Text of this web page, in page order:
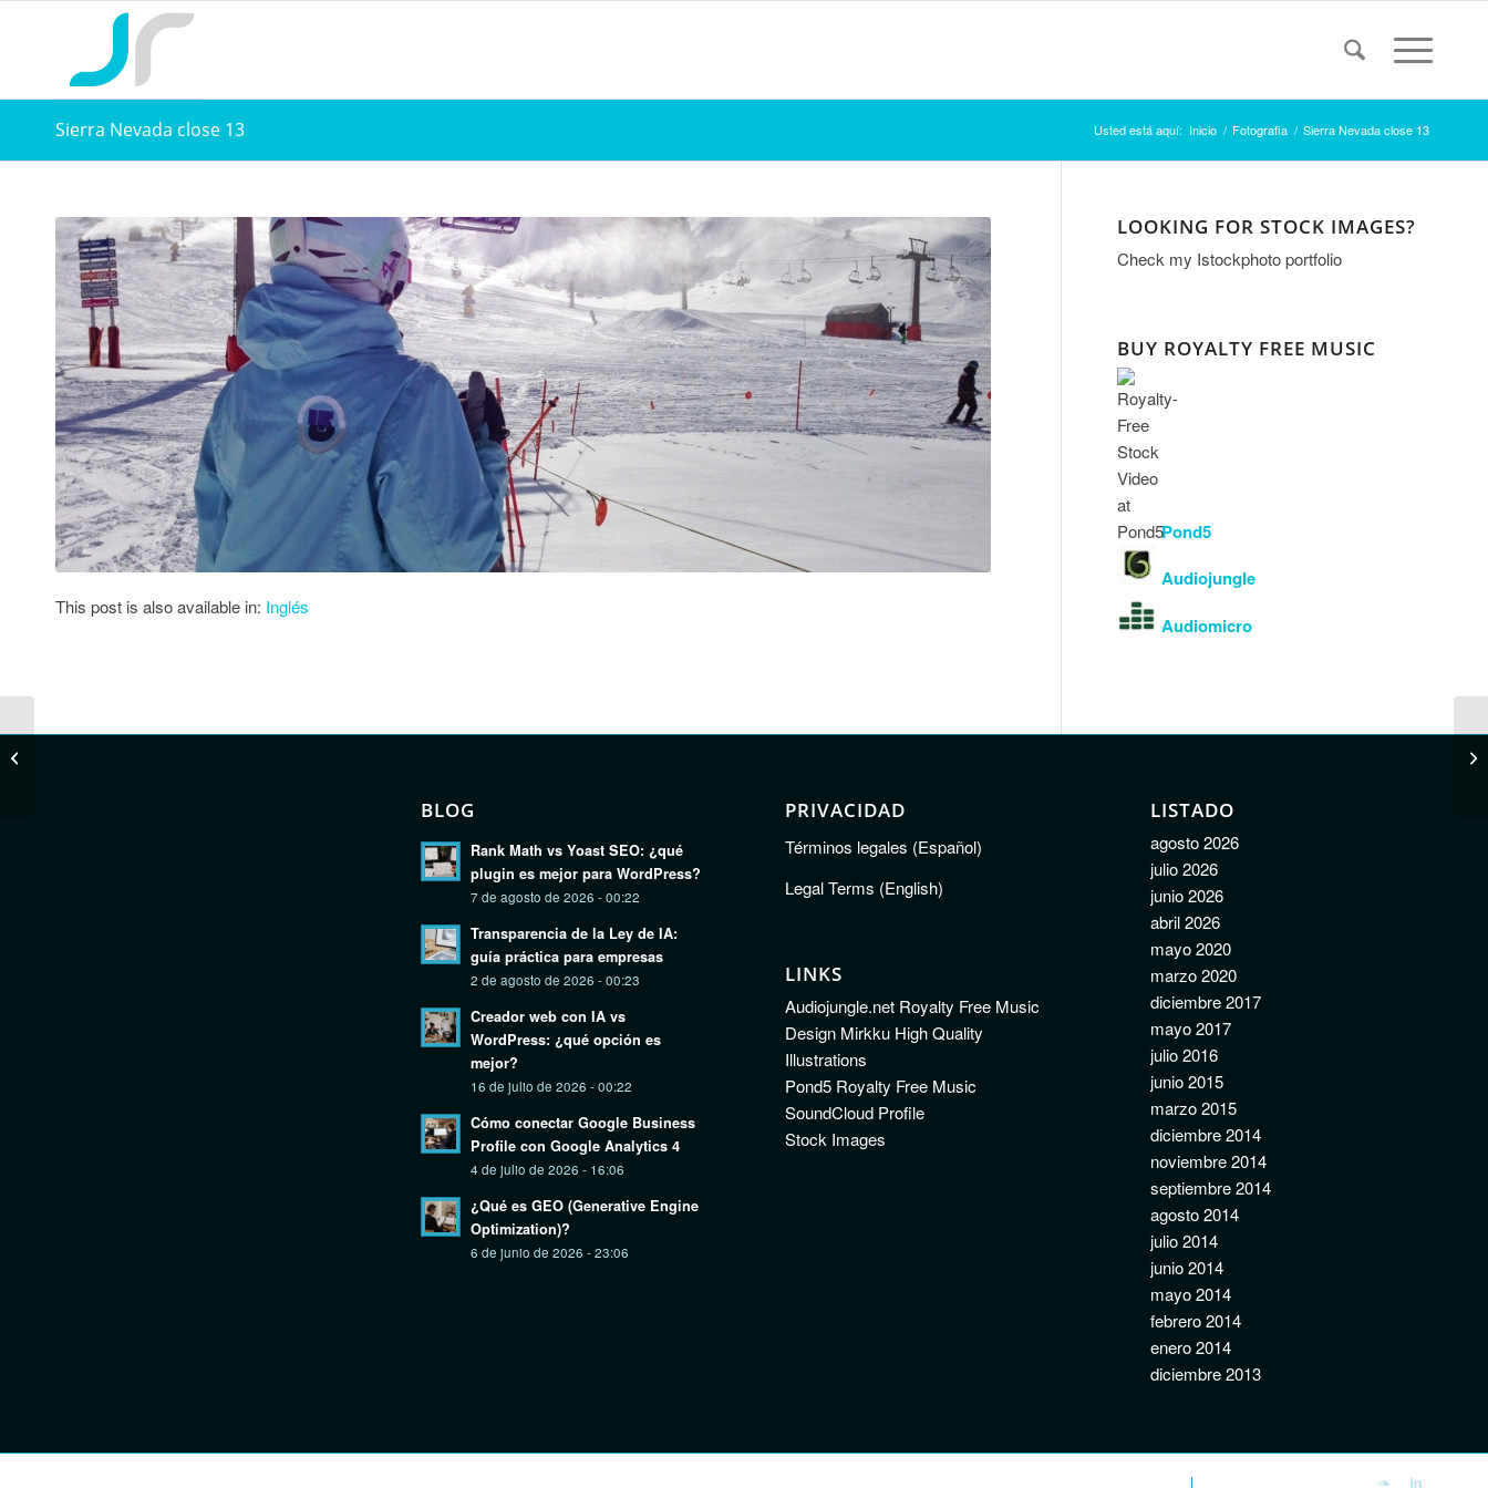
Sierra Nevada close 13 Usted está aquí: Inicio / Fotografia / Sierra Nevada close 13
This post is also available in: Inglés
LOOKING FOR STOCK IMAGES?
Check my Istockphoto portfolio
BUY ROYALTY FREE MUSIC
Pond5
Audiojungle
Audiomicro
BLOG
Rank Math vs Yoast SEO: ¿qué
plugin es mejor para WordPress?
7 de agosto de 2026 - 00:22
Transparencia de la Ley de IA:
guía práctica para empresas
2 de agosto de 2026 - 00:23
Creador web con IA vs
WordPress: ¿qué opción es
mejor?
16 de julio de 2026 - 00:22
Cómo conectar Google Business
Profile con Google Analytics 4
4 de julio de 2026 - 16:06
¿Qué es GEO (Generative Engine
Optimization)?
6 de junio de 2026 - 23:06
PRIVACIDAD
Términos legales (Español)
Legal Terms (English)
LINKS
Audiojungle.net Royalty Free Music
Design Mirkku High Quality
Illustrations
Pond5 Royalty Free Music
SoundCloud Profile
Stock Images
LISTADO
agosto 2026
julio 2026
junio 2026
abril 2026
mayo 2020
marzo 2020
diciembre 2017
mayo 2017
julio 2016
junio 2015
marzo 2015
diciembre 2014
noviembre 2014
septiembre 2014
agosto 2014
julio 2014
junio 2014
mayo 2014
febrero 2014
enero 2014
diciembre 2013